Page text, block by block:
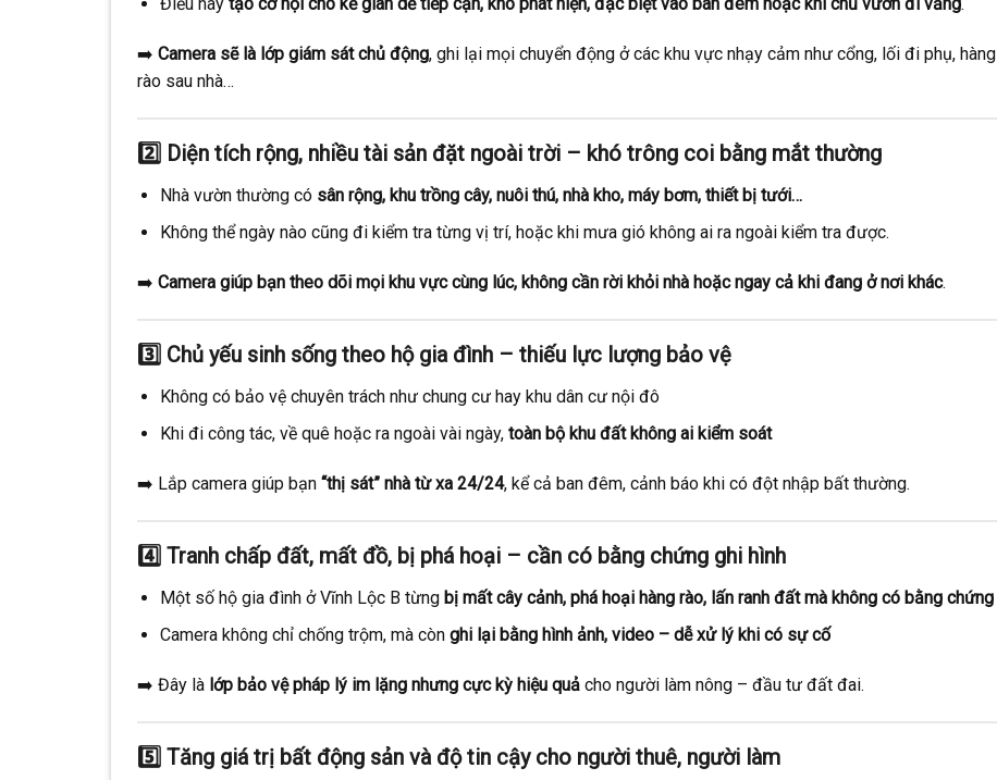
➡️ Camera sẽ là lớp giám sát chủ động, ghi lại mọi chuyển động ở các khu vực nhạy cảm như cổng, lối đi phụ, hàng
rào sau nhà…
2️⃣ Diện tích rộng, nhiều tài sản đặt ngoài trời – khó trông coi bằng mắt thường
Nhà vườn thường có sân rộng, khu trồng cây, nuôi thú, nhà kho, máy bơm, thiết bị tưới…
Không thể ngày nào cũng đi kiểm tra từng vị trí, hoặc khi mưa gió không ai ra ngoài kiểm tra được.
➡️ Camera giúp bạn theo dõi mọi khu vực cùng lúc, không cần rời khỏi nhà hoặc ngay cả khi đang ở nơi khác.
3️⃣ Chủ yếu sinh sống theo hộ gia đình – thiếu lực lượng bảo vệ
Không có bảo vệ chuyên trách như chung cư hay khu dân cư nội đô
Khi đi công tác, về quê hoặc ra ngoài vài ngày, toàn bộ khu đất không ai kiểm soát
➡️ Lắp camera giúp bạn “thị sát” nhà từ xa 24/24, kể cả ban đêm, cảnh báo khi có đột nhập bất thường.
4️⃣ Tranh chấp đất, mất đồ, bị phá hoại – cần có bằng chứng ghi hình
Một số hộ gia đình ở Vĩnh Lộc B từng bị mất cây cảnh, phá hoại hàng rào, lấn ranh đất mà không có bằng chứng
Camera không chỉ chống trộm, mà còn ghi lại bằng hình ảnh, video – dễ xử lý khi có sự cố
➡️ Đây là lớp bảo vệ pháp lý im lặng nhưng cực kỳ hiệu quả cho người làm nông – đầu tư đất đai.
5️⃣ Tăng giá trị bất động sản và độ tin cậy cho người thuê, người làm